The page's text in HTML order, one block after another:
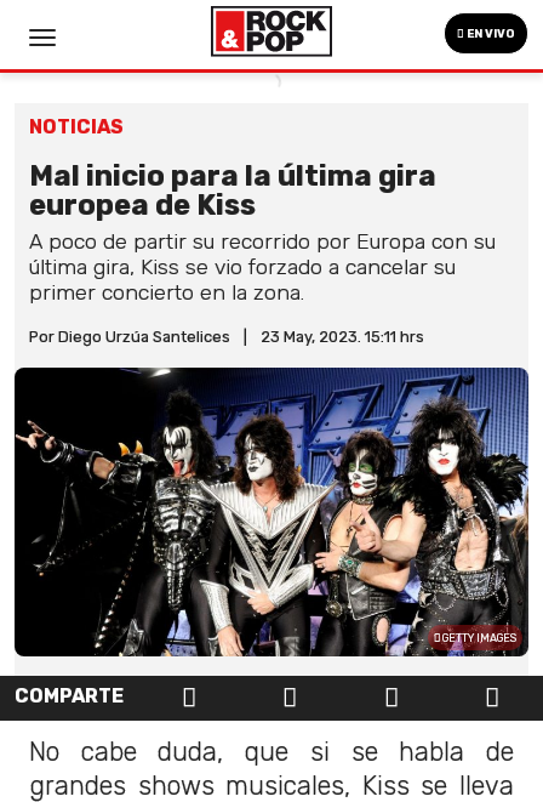
EN VIVO
NOTICIAS
Mal inicio para la última gira
europea de Kiss
A poco de partir su recorrido por Europa con su
última gira, Kiss se vio forzado a cancelar su
primer concierto en la zona.
Por Diego Urzúa Santelices 23 May, 2023. 15:11 hrs
GETTY IMAGES
COMPARTE
No cabe duda, que si se habla de
grandes shows musicales, Kiss se lleva